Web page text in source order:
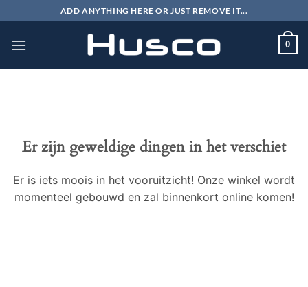
naar
inhoud
ADD ANYTHING HERE OR JUST REMOVE IT...
0
Er zijn geweldige dingen in het verschiet
Er is iets moois in het vooruitzicht! Onze winkel wordt
momenteel gebouwd en zal binnenkort online komen!